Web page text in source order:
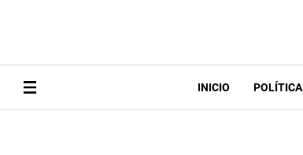
INICIO POLÍTICA